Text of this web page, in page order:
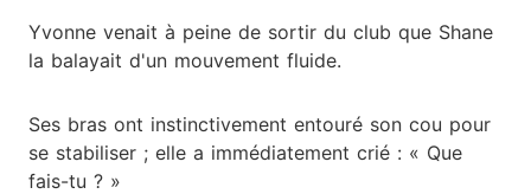
Yvonne venait à peine de sortir du club que Shane
la balayait d'un mouvement fluide.
Ses bras ont instinctivement entouré son cou pour
se stabiliser ; elle a immédiatement crié : « Que
fais-tu ? »